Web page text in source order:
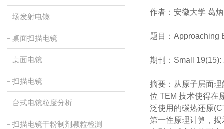
场发射电镜
桌面扫描电镜
桌面电镜
扫描电镜
台式电镜粒度分析
扫描电镜干粉制剂颗粒检测
作者：安徽大学 葛
题目：
期刊：Small
摘要：从原子
位 TEM 技术使得在
泛使用的碳热还原
第一性原理计算，